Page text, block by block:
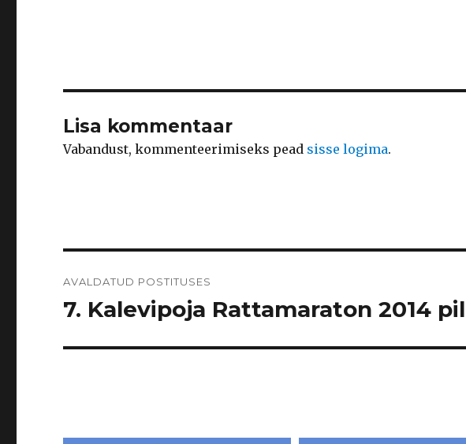
Lisa kommentaar
Vabandust, kommenteerimiseks pead sisse logima.
AVALDATUD POSTITUSES
7. Kalevipoja Rattamaraton 2014